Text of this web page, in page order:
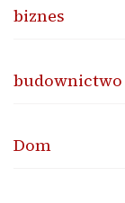
biznes
budownictwo
Dom